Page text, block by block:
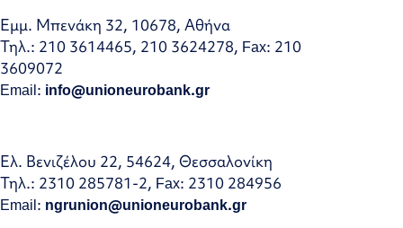
Εμμ. Μπενάκη 32, 10678, Αθήνα
Τηλ.: 210 3614465, 210 3624278, Fax: 210
3609072
Email: info@unioneurobank.gr
Ελ. Βενιζέλου 22, 54624, Θεσσαλονίκη
Τηλ.: 2310 285781-2, Fax: 2310 284956
Email: ngrunion@unioneurobank.gr